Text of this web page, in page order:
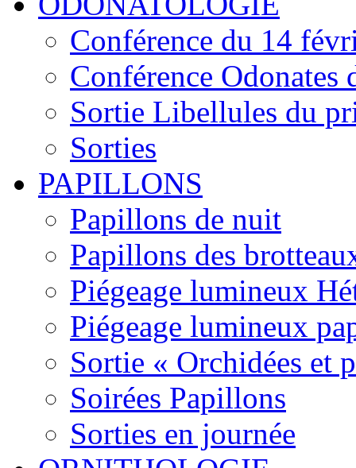
Conférence du 14
Conférence
Sortie Libellules du
Sorties
PAPILLONS
Papillons de nuit
Papillons des
Piégeage lumineux
Piégeage lumineux
Sortie « Orchidées et
Soirées Papillons
Sorties en journée